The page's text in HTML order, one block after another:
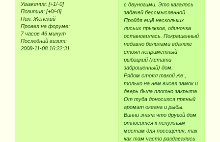
Уважение: [+1/-0]
Позитив: [+0/-0]
Пол: Женский
Провел на форуме:
7 часов 46 минут
Последний визит:
2008-11-08 16:22:31
с двуногими. Это казалось
задачей бессмысленной.
Пройдя ещё нескольких
лисьих прыжков, одиночка
остановилась. Покрашенный
недавно белилами вдалеке
стоял неприметный
рыбацкий (кстати
заброшенный) дом.
Рядом стоял такой же ,
только на нем висел замок и
дверь была плотно закрыта.
От туда доносился пряный
аромат океана и рыбы.
Винни знала что другой дом
относится к ненужным
местам для посещения, так
как там часто раздавались